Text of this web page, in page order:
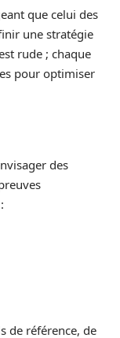
que celui des
une stratégie
rude ; chaque
pour optimiser
des
de référence, de